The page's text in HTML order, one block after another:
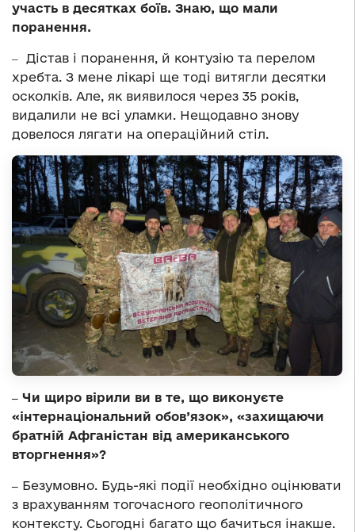
участь в десятках боїв. Знаю, що мали
поранення.
‒ Дістав і поранення, й контузію та перелом
хребта. З мене лікарі ще тоді витягли десятки
осколків. Але, як виявилося через 35 років,
видалили не всі уламки. Нещодавно знову
довелося лягати на операційний стіл.
‒ Чи щиро вірили ви в те, що виконуєте
«інтернаціональний обов’язок», «захищаючи
братній Афганістан від американського
вторгнення»?
‒ Безумовно. Будь-які події необхідно оцінювати
з врахуванням тогочасного геополітичного
контексту. Сьогодні багато що бачиться інакше.